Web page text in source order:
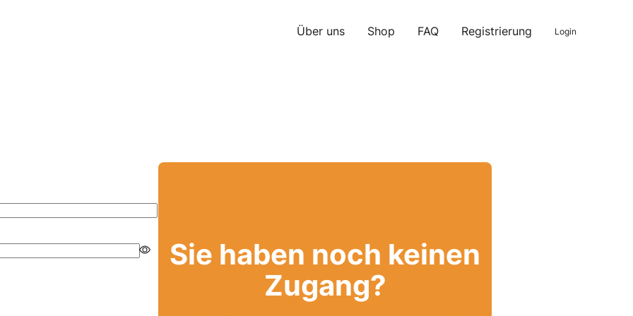
Über uns Shop FAQ Registrierung Login
Sie haben noch keinen
Zugang?